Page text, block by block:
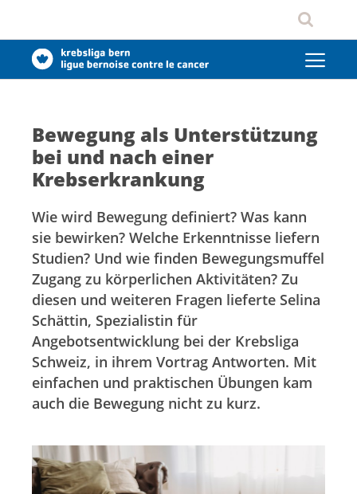
Bewegung als Unterstützung
bei und nach einer
Krebserkrankung
Wie wird Bewegung definiert? Was kann
sie bewirken? Welche Erkenntnisse liefern
Studien? Und wie finden Bewegungsmuffel
Zugang zu körperlichen Aktivitäten? Zu
diesen und weiteren Fragen lieferte Selina
Schättin, Spezialistin für
Angebotsentwicklung bei der Krebsliga
Schweiz, in ihrem Vortrag Antworten. Mit
einfachen und praktischen Übungen kam
auch die Bewegung nicht zu kurz.